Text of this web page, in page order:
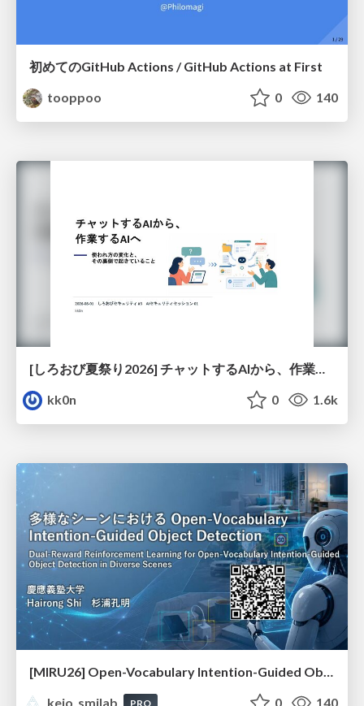
初めてのGitHub Actions / GitHub Actions at First
tooppoo
0 140
[しろおび夏祭り2026] チャットするAIから、作業するAIへ - 使われ方の変化と、その裏側で起きていること
kk0n
0 1.6k
keio_smilab
PRO 0 140